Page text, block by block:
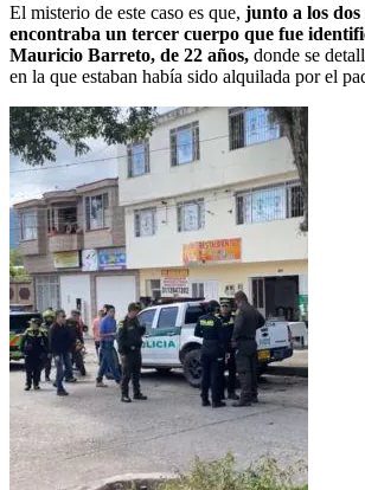
El misterio de este caso es que, junto a los dos
encontraba un tercer cuerpo que fue
Mauricio Barreto, de 22 años, donde se
en la que estaban había sido alquilada por el